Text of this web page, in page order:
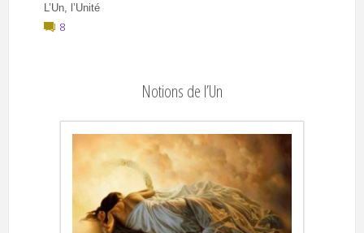
L’Un, l’Unité
8
Notions de l’Un